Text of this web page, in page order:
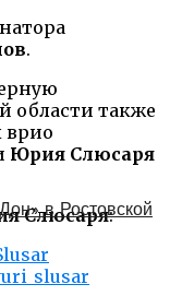
.
области также
врио
Юрия Слюсаря
Слюсаря:
в Ростовской